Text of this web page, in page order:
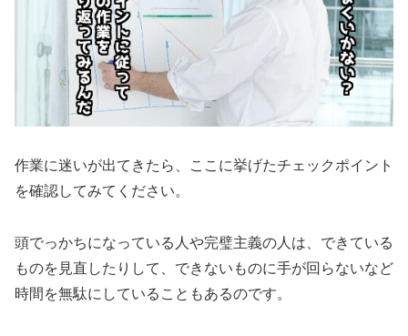
作業に迷いが出てきたら、ここに挙げたチェックポイント
を確認してみてください。
頭でっかちになっている人や完璧主義の人は、できている
ものを見直したりして、できないものに手が回らないなど
時間を無駄にしていることもあるのです。